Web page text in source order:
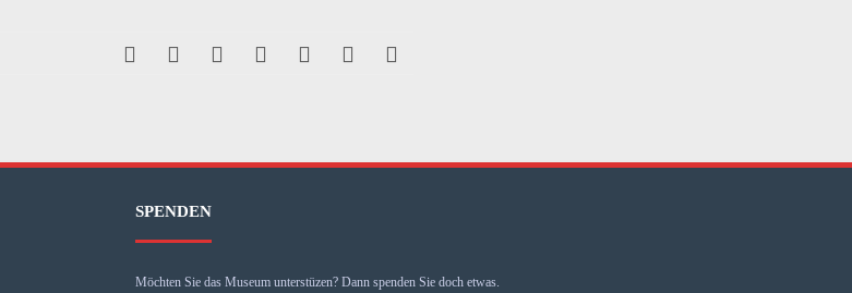
SPENDEN
Möchten Sie das Museum unterstüzen? Dann spenden Sie doch etwas.